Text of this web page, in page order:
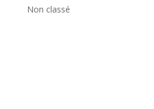
Non classé